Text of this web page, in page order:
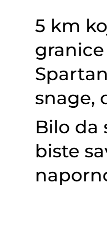
5 km
snage,
Bilo da
biste